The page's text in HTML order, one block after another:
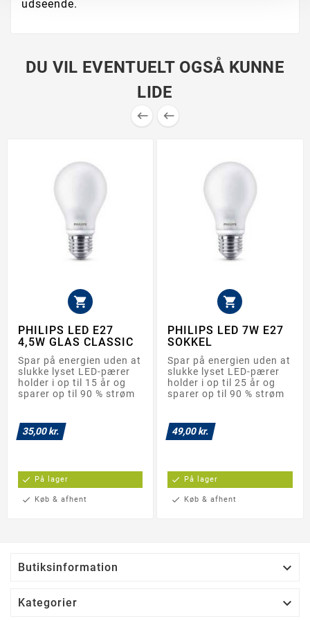
udseende.
DU VIL EVENTUELT OGSÅ KUNNE
LIDE
 

PHILIPS LED E27
4,5W GLAS CLASSIC
Spar på energien uden at
slukke lyset LED-pærer
holder i op til 15 år og
sparer op til 90 % strøm
35,00 kr.
check På lager
check Køb & afhent

PHILIPS LED 7W E27
SOKKEL
Spar på energien uden at
slukke lyset LED-pærer
holder i op til 25 år og
sparer op til 90 % strøm
49,00 kr.
check På lager
check Køb & afhent
Butiksinformation 
Kategorier 